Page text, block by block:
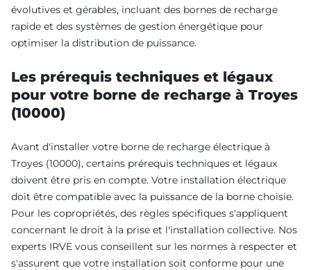
évolutives et gérables, incluant des bornes de recharge
rapide et des systèmes de gestion énergétique pour
optimiser la distribution de puissance.
Les prérequis techniques et légaux
pour votre borne de recharge à Troyes
(10000)
Avant d'installer votre borne de recharge électrique à
Troyes (10000), certains prérequis techniques et légaux
doivent être pris en compte. Votre installation électrique
doit être compatible avec la puissance de la borne choisie.
Pour les copropriétés, des règles spécifiques s'appliquent
concernant le droit à la prise et l'installation collective. Nos
experts IRVE vous conseillent sur les normes à respecter et
s'assurent que votre installation soit conforme pour une